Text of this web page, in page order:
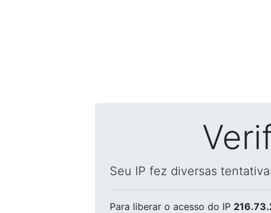
Seu IP fez diversas
Para liberar o acesso do IP